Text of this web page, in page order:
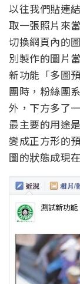
以往我們貼連
取一張照片來
切換網頁內的
別製作的圖片
新功能「多圖
團時，粉絲團
外，下方多了
最主要的用途
變成正方形的
圖的狀態成現